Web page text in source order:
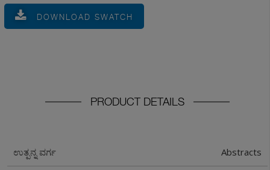
DOWNLOAD SWATCH
PRODUCT DETAILS
ಉತ್ಪನ್ನ ವರ್ಗ Abstracts